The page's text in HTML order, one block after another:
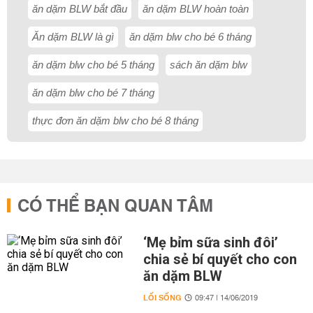
ăn dặm BLW bắt đầu ăn dặm BLW hoàn toàn
Ăn dặm BLW là gì ăn dặm blw cho bé 6 tháng
ăn dặm blw cho bé 5 tháng sách ăn dặm blw
ăn dặm blw cho bé 7 tháng
thực đơn ăn dặm blw cho bé 8 tháng
CÓ THỂ BẠN QUAN TÂM
‘Mẹ bỉm sữa sinh đôi’
chia sẻ bí quyết cho con
ăn dặm BLW
LỐI SỐNG 09:47 | 14/06/2019